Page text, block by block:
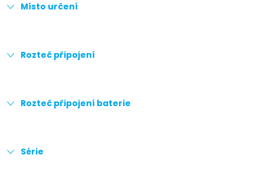
Místo určení
Rozteč připojení
Rozteč připojení baterie
Série